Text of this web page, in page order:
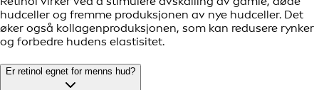
hudceller og fremme produksjonen av nye hudceller. Det
øker også kollagenproduksjonen, som kan redusere rynker
og forbedre hudens elastisitet.
Er retinol egnet for menns hud?